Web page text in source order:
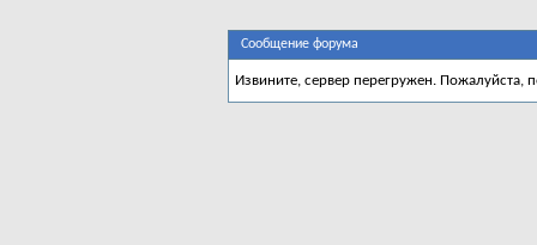
Сообщение форума
Извините, сервер перегружен. Пожалуйста,